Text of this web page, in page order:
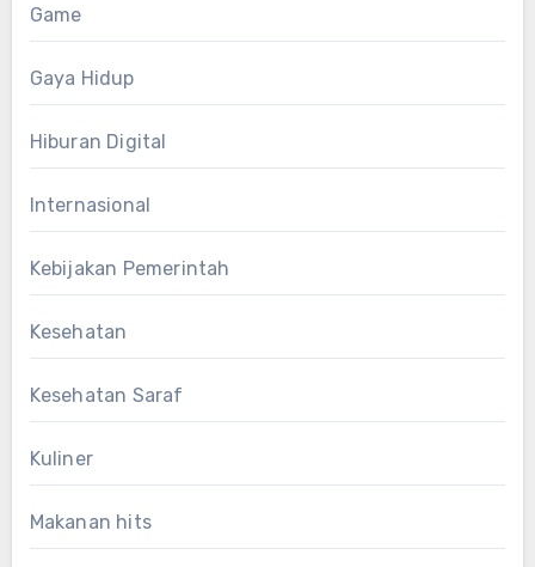
Game
Gaya Hidup
Hiburan Digital
Internasional
Kebijakan Pemerintah
Kesehatan
Kesehatan Saraf
Kuliner
Makanan hits